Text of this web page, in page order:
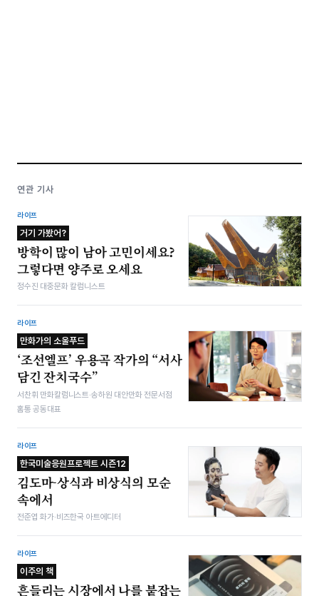
연관 기사
라이프
거기 가봤어?
방학이 많이 남아 고민이세요?
그렇다면 양주로 오세요
정수진 대중문화 칼럼니스트
라이프
만화가의 소울푸드
‘조선엘프’ 우용곡 작가의 “서사
담긴 잔치국수”
서찬휘 만화칼럼니스트·송하원 대안만화 전문서점
홈통 공동대표
라이프
한국미술응원프로젝트 시즌12
김도마-상식과 비상식의 모순
속에서
전준엽 화가·비즈한국 아트에디터
라이프
이주의 책
흔들리는 시장에서 나를 붙잡는